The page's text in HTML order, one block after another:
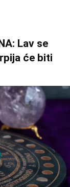
Lav se
će biti